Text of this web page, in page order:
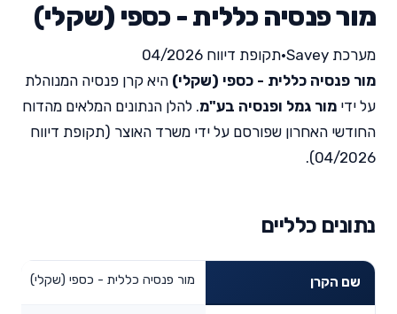
מור פנסיה כללית - כספי (שקלי)
מערכת Savey •תקופת דיווח 04/2026
מור פנסיה כללית - כספי (שקלי) היא קרן פנסיה המנוהלת
על ידי מור גמל ופנסיה בע"מ. להלן הנתונים המלאים מהדוח
החודשי האחרון שפורסם על ידי משרד האוצר (תקופת דיווח
04/2026).
נתונים כלליים
שם הקרן מור פנסיה כללית - כספי (שקלי)